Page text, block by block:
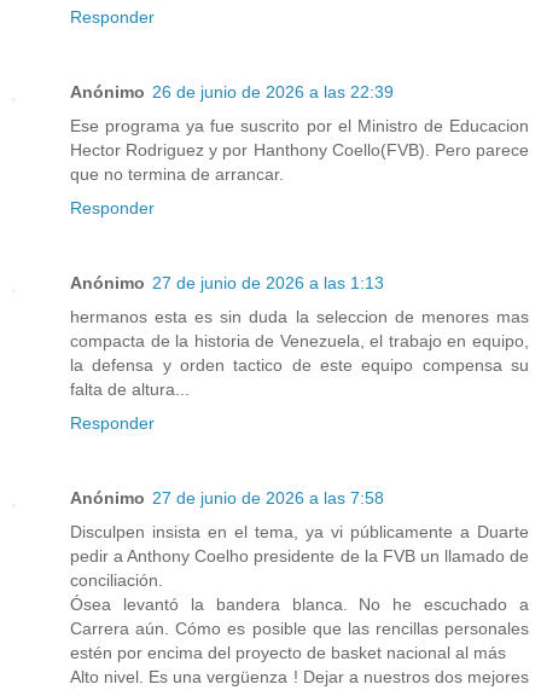
Responder
Anónimo 26 de junio de 2026 a las 22:39
Ese programa ya fue suscrito por el Ministro de Educacion
Hector Rodriguez y por Hanthony Coello(FVB). Pero parece
que no termina de arrancar.
Responder
Anónimo 27 de junio de 2026 a las 1:13
hermanos esta es sin duda la seleccion de menores mas
compacta de la historia de Venezuela, el trabajo en equipo,
la defensa y orden tactico de este equipo compensa su
falta de altura...
Responder
Anónimo 27 de junio de 2026 a las 7:58
Disculpen insista en el tema, ya vi públicamente a Duarte
pedir a Anthony Coelho presidente de la FVB un llamado de
conciliación.
Ósea levantó la bandera blanca. No he escuchado a
Carrera aún. Cómo es posible que las rencillas personales
estén por encima del proyecto de basket nacional al más
Alto nivel. Es una vergüenza ! Dejar a nuestros dos mejores